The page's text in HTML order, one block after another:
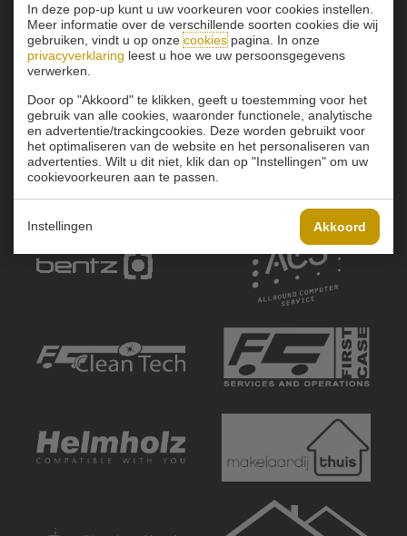
In deze pop-up kunt u uw voorkeuren voor cookies instellen.
Meer informatie over de verschillende soorten cookies die wij
gebruiken, vindt u op onzecookiespagina. In onze
privacyverklaring leest u hoe we uw persoonsgegevens
verwerken.
Door op "Akkoord" te klikken, geeft u toestemming voor het
gebruik van alle cookies, waaronder functionele, analytische
en advertentie/trackingcookies. Deze worden gebruikt voor
het optimaliseren van de website en het personaliseren van
advertenties. Wilt u dit niet, klik dan op "Instellingen" om uw
cookievoorkeuren aan te passen.
Instellingen Akkoord
Onze sponsoren: